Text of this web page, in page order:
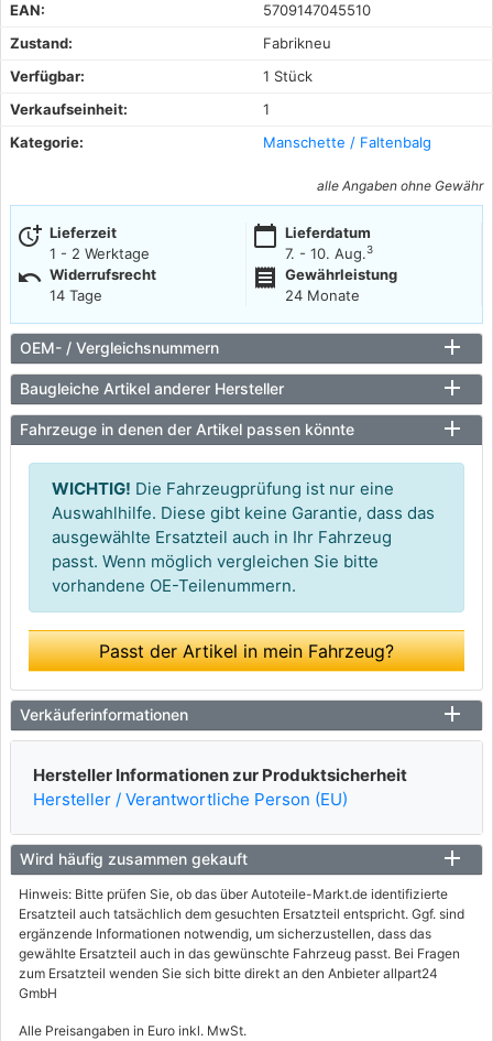
EAN:
5709147045510
Zustand:
Fabrikneu
Verfügbar:
1 Stück
Verkaufseinheit:
1
Kategorie:
Manschette / Faltenbalg
alle Angaben ohne Gewähr
more_time Lieferzeit
1 - 2 Werktage
calendar_today Lieferdatum
7. - 10. Aug.3
undo Widerrufsrecht
14 Tage
receipt
Gewährleistung
24 Monate
OEM- / Vergleichsnummern
Baugleiche Artikel anderer Hersteller
Fahrzeuge in denen der Artikel passen könnte
WICHTIG! Die Fahrzeugprüfung ist nur eine
Auswahlhilfe. Diese gibt keine Garantie, dass das
ausgewählte Ersatzteil auch in Ihr Fahrzeug
passt. Wenn möglich vergleichen Sie bitte
vorhandene OE-Teilenummern.
Passt der Artikel in mein Fahrzeug?
Verkäuferinformationen
Hersteller Informationen zur Produktsicherheit
Hersteller / Verantwortliche Person (EU)
Wird häufig zusammen gekauft
Hinweis: Bitte prüfen Sie, ob das über Autoteile-Markt.de identifizierte
Ersatzteil auch tatsächlich dem gesuchten Ersatzteil entspricht. Ggf. sind
ergänzende Informationen notwendig, um sicherzustellen, dass das
gewählte Ersatzteil auch in das gewünschte Fahrzeug passt. Bei Fragen
zum Ersatzteil wenden Sie sich bitte direkt an den Anbieter allpart24
GmbH
Alle Preisangaben in Euro inkl. MwSt.